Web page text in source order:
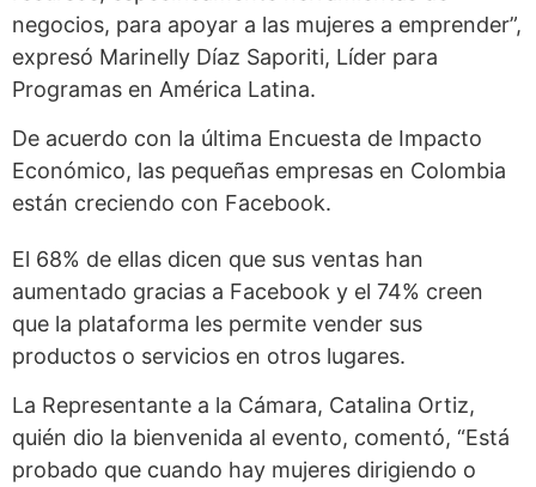
negocios, para apoyar a las mujeres a emprender”,
expresó Marinelly Díaz Saporiti, Líder para
Programas en América Latina.
De acuerdo con la última Encuesta de Impacto
Económico, las pequeñas empresas en Colombia
están creciendo con Facebook.
El 68% de ellas dicen que sus ventas han
aumentado gracias a Facebook y el 74% creen
que la plataforma les permite vender sus
productos o servicios en otros lugares.
La Representante a la Cámara, Catalina Ortiz,
quién dio la bienvenida al evento, comentó, “Está
probado que cuando hay mujeres dirigiendo o